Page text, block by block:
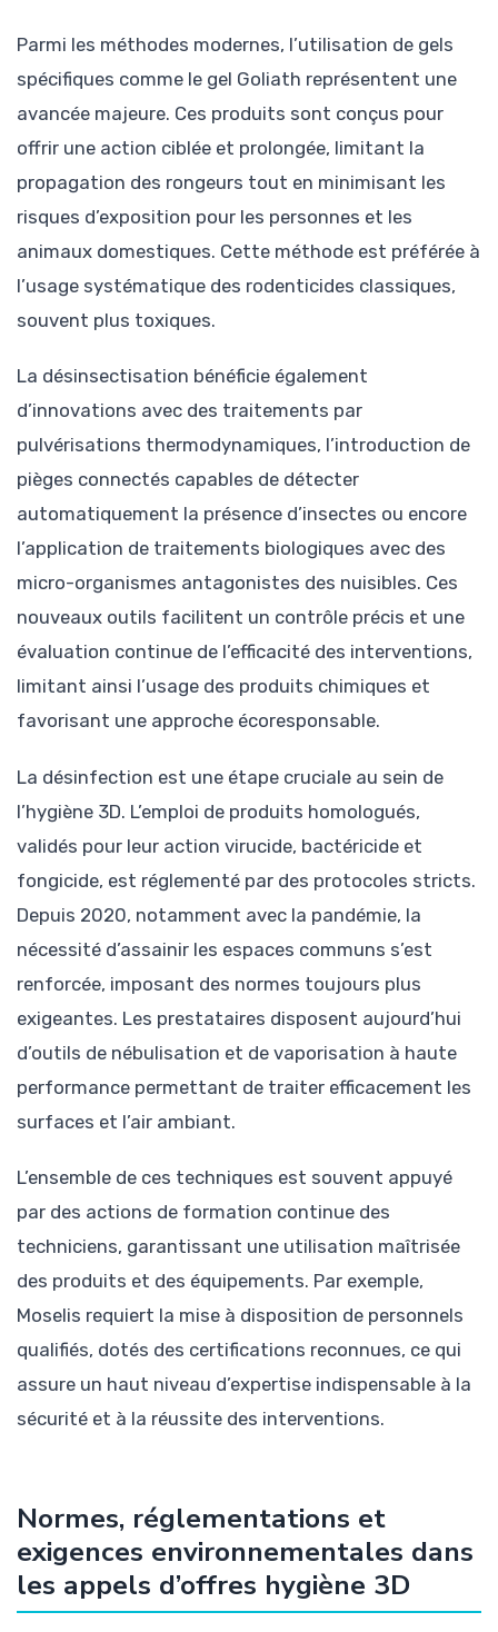
Parmi les méthodes modernes, l’utilisation de gels
spécifiques comme le gel Goliath représentent une
avancée majeure. Ces produits sont conçus pour
offrir une action ciblée et prolongée, limitant la
propagation des rongeurs tout en minimisant les
risques d’exposition pour les personnes et les
animaux domestiques. Cette méthode est préférée à
l’usage systématique des rodenticides classiques,
souvent plus toxiques.
La désinsectisation bénéficie également
d’innovations avec des traitements par
pulvérisations thermodynamiques, l’introduction de
pièges connectés capables de détecter
automatiquement la présence d’insectes ou encore
l’application de traitements biologiques avec des
micro-organismes antagonistes des nuisibles. Ces
nouveaux outils facilitent un contrôle précis et une
évaluation continue de l’efficacité des interventions,
limitant ainsi l’usage des produits chimiques et
favorisant une approche écoresponsable.
La désinfection est une étape cruciale au sein de
l’hygiène 3D. L’emploi de produits homologués,
validés pour leur action virucide, bactéricide et
fongicide, est réglementé par des protocoles stricts.
Depuis 2020, notamment avec la pandémie, la
nécessité d’assainir les espaces communs s’est
renforcée, imposant des normes toujours plus
exigeantes. Les prestataires disposent aujourd’hui
d’outils de nébulisation et de vaporisation à haute
performance permettant de traiter efficacement les
surfaces et l’air ambiant.
L’ensemble de ces techniques est souvent appuyé
par des actions de formation continue des
techniciens, garantissant une utilisation maîtrisée
des produits et des équipements. Par exemple,
Moselis requiert la mise à disposition de personnels
qualifiés, dotés des certifications reconnues, ce qui
assure un haut niveau d’expertise indispensable à la
sécurité et à la réussite des interventions.
Normes, réglementations et
exigences environnementales dans
les appels d’offres hygiène 3D